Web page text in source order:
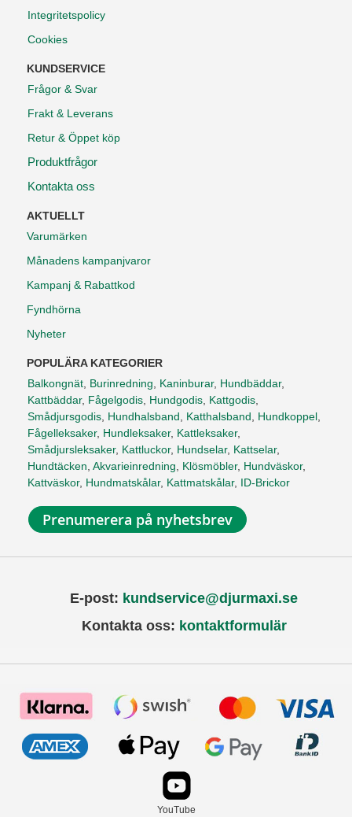
Integritetspolicy
Cookies
KUNDSERVICE
Frågor & Svar
Frakt & Leverans
Retur & Öppet köp
Produktfrågor
Kontakta oss
AKTUELLT
Varumärken
Månadens kampanjvaror
Kampanj & Rabattkod
Fyndhörna
Nyheter
POPULÄRA KATEGORIER
Balkongnät, Burinredning, Kaninburar, Hundbäddar,
Kattbäddar, Fågelgodis, Hundgodis, Kattgodis,
Smådjursgodis, Hundhalsband, Katthalsband, Hundkoppel,
Fågelleksaker, Hundleksaker, Kattleksaker,
Smådjursleksaker, Kattluckor, Hundselar, Kattselar,
Hundtäcken, Akvarieinredning, Klösmöbler, Hundväskor,
Kattväskor, Hundmatskålar, Kattmatskålar, ID-Brickor
Prenumerera på nyhetsbrev
E-post: kundservice@djurmaxi.se
Kontakta oss: kontaktformulär
YouTube